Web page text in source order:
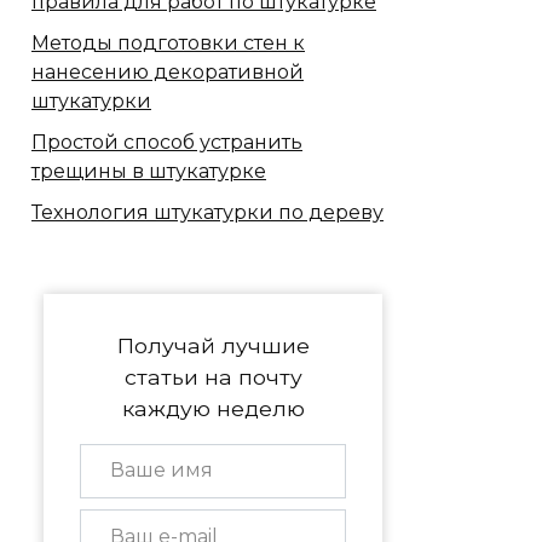
Методы подготовки стен к
нанесению декоративной
штукатурки
Простой способ устранить
трещины в штукатурке
Технология штукатурки по дереву
Получай лучшие
статьи на почту
каждую неделю